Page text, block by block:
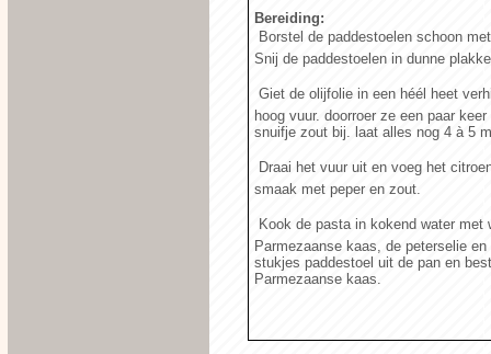
Bereiding:
 Borstel de paddestoelen schoon
Snij de paddestoelen in dunne
 Giet de olijfolie in een héél heet
hoog vuur. doorroer ze een paar
snuifje zout bij. laat alles nog 4 à 5
 Draai het vuur uit en voeg het
smaak met peper en zout.
 Kook de pasta in kokend water
Parmezaanse kaas, de peterselie
stukjes paddestoel uit de pan en
Parmezaanse kaas.